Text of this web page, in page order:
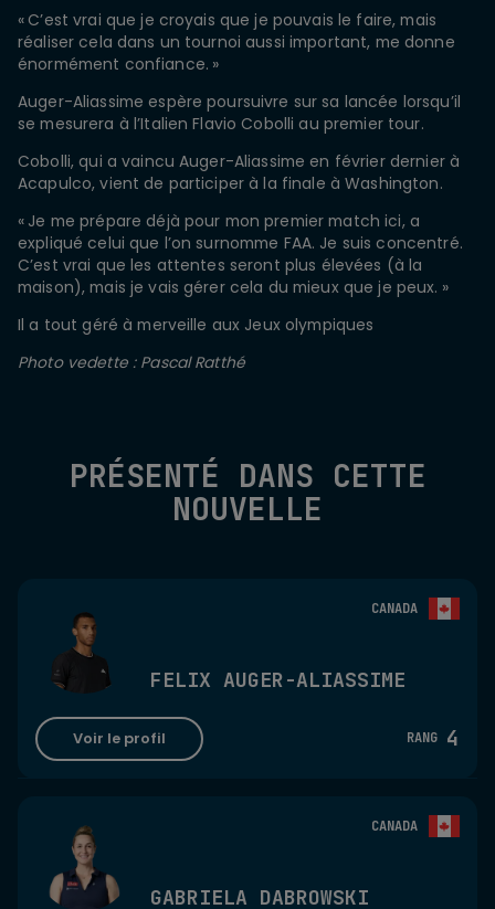
« C’est vrai que je croyais que je pouvais le faire, mais
réaliser cela dans un tournoi aussi important, me donne
énormément confiance. »
Auger-Aliassime espère poursuivre sur sa lancée lorsqu’il
se mesurera à l’Italien Flavio Cobolli au premier tour.
Cobolli, qui a vaincu Auger-Aliassime en février dernier à
Acapulco, vient de participer à la finale à Washington.
« Je me prépare déjà pour mon premier match ici, a
expliqué celui que l’on surnomme FAA. Je suis concentré.
C’est vrai que les attentes seront plus élevées (à la
maison), mais je vais gérer cela du mieux que je peux. »
Il a tout géré à merveille aux Jeux olympiques
Photo vedette : Pascal Ratthé
PRÉSENTÉ DANS CETTE
NOUVELLE
CANADA
FELIX AUGER-ALIASSIME
Voir le profil RANG 4
CANADA
GABRIELA DABROWSKI